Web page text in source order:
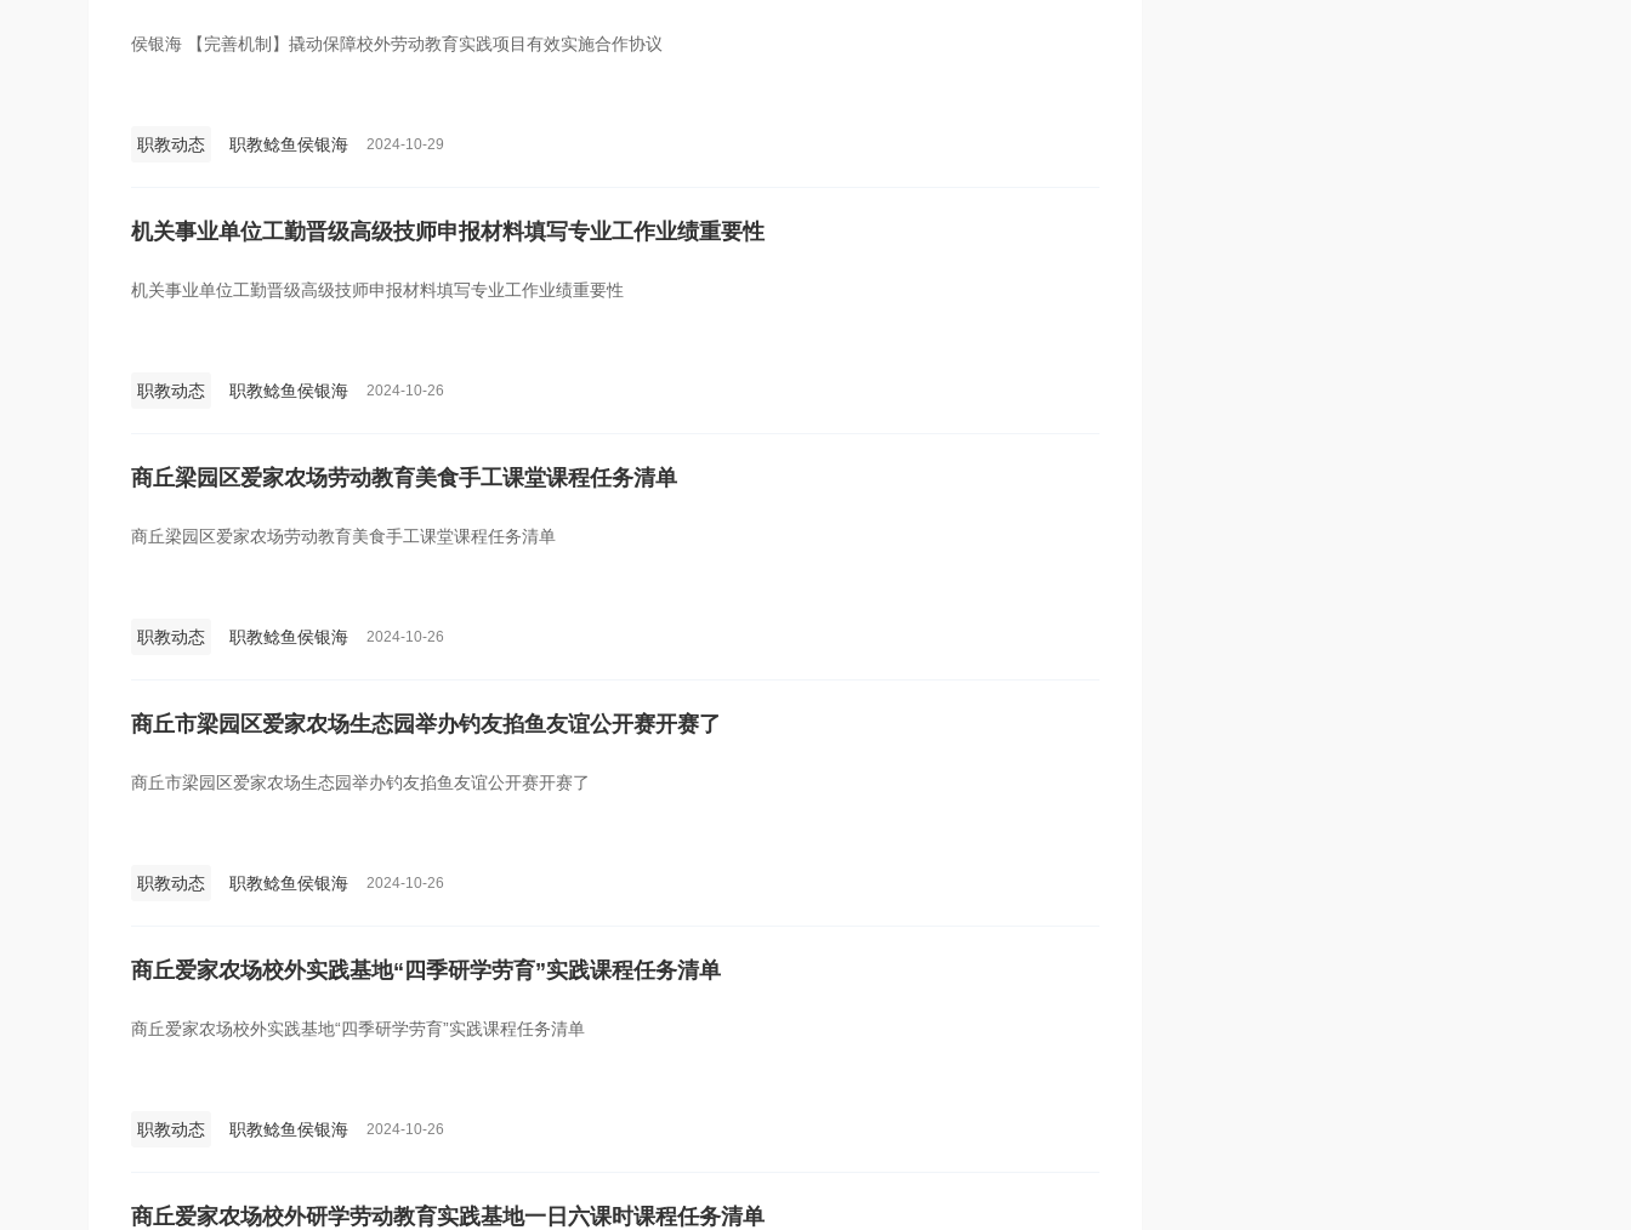
侯银海 【完善机制】撬动保障校外劳动教育实践项目有效实施合作协议
职教动态 职教鲶鱼侯银海 2024-10-29
机关事业单位工勤晋级高级技师申报材料填写专业工作业绩重要性
机关事业单位工勤晋级高级技师申报材料填写专业工作业绩重要性
职教动态 职教鲶鱼侯银海 2024-10-26
商丘梁园区爱家农场劳动教育美食手工课堂课程任务清单
商丘梁园区爱家农场劳动教育美食手工课堂课程任务清单
职教动态 职教鲶鱼侯银海 2024-10-26
商丘市梁园区爱家农场生态园举办钓友掐鱼友谊公开赛开赛了
商丘市梁园区爱家农场生态园举办钓友掐鱼友谊公开赛开赛了
职教动态 职教鲶鱼侯银海 2024-10-26
商丘爱家农场校外实践基地“四季研学劳育”实践课程任务清单
商丘爱家农场校外实践基地“四季研学劳育”实践课程任务清单
职教动态 职教鲶鱼侯银海 2024-10-26
商丘爱家农场校外研学劳动教育实践基地一日六课时课程任务清单